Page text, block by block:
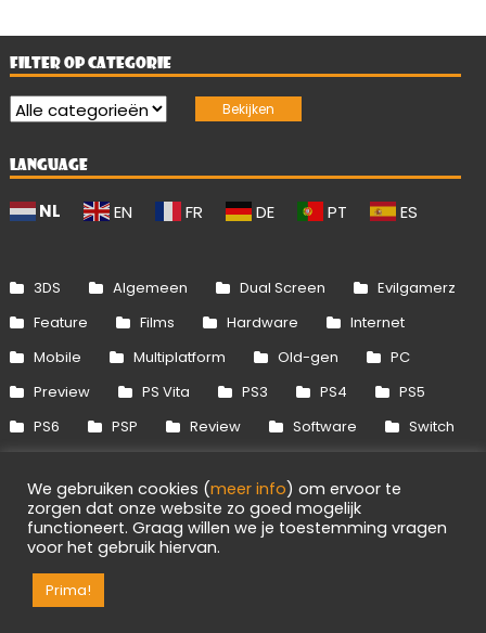
FILTER OP CATEGORIE
LANGUAGE
NL EN FR DE PT ES
3DS Algemeen Dual Screen
Evilgamerz
Feature
Films Hardware
Internet
Mobile
Multiplatform Old-gen
PC
Preview
PS Vita PS3 PS4
PS5
PS6
PSP Review Software
Switch
Xbox 360
Xbox One Xbox Series
Evilgamerz 2026 - Alle rechten voorbehouden.
We gebruiken cookies (meer info) om ervoor te
zorgen dat onze website zo goed mogelijk
functioneert. Graag willen we je toestemming vragen
voor het gebruik hiervan.
Prima!